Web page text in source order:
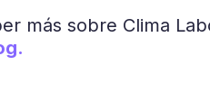
más sobre Clima